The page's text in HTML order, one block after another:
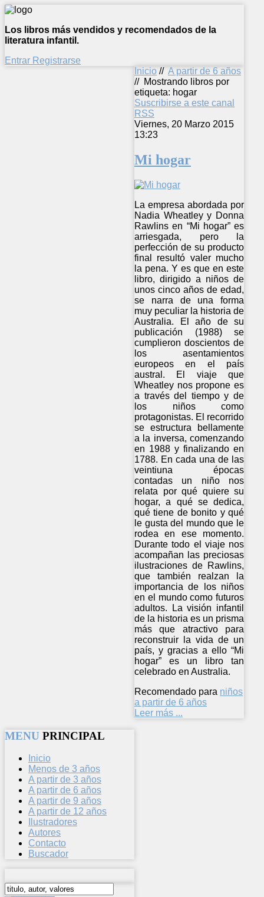
Los libros más vendidos y recomendados de la
literatura infantil.
Entrar Registrarse
Inicio // A partir de 6 años
// Mostrando libros por
etiqueta: hogar
Suscribirse a este canal
RSS
Viernes, 20 Marzo 2015
13:23
Mi hogar
La empresa abordada por
Nadia Wheatley y Donna
Rawlins en “Mi hogar” es
arriesgada, pero la
perfección de su producto
final resultó valer mucho
la pena. Y es que en este
libro, dirigido a niños de
unos cinco años de edad,
se narra de una forma
muy peculiar la historia de
Australia. El año de su
publicación (1988) se
cumplieron doscientos de
los asentamientos
europeos en el país
austral. El viaje que
Wheatley nos propone es
a través del tiempo y de
los niños como
protagonistas. El recorrido
se estructura bellamente
a la inversa, comenzando
en 1988 y finalizando en
1788. En cada una de las
veintiuna épocas
contadas un niño nos
relata por qué quiere su
hogar, a qué se dedica,
qué tiene de bonito y qué
le gusta del mundo que le
rodea en ese momento.
Durante todo el viaje nos
acompañan las preciosas
ilustraciones de Rawlins,
que también realzan la
importancia de los niños
en el mundo como futuros
adultos. La visión infantil
de la historia es un prisma
más que atractivo para
reconstruir la vida de un
país, y gracias a ello “Mi
hogar” es un libro tan
celebrado en Australia.
Recomendado para niños
a partir de 6 años
Leer más ...
MENU PRINCIPAL
Inicio
Menos de 3 años
A partir de 3 años
A partir de 6 años
A partir de 9 años
A partir de 12 años
Ilustradores
Autores
Contacto
Buscador